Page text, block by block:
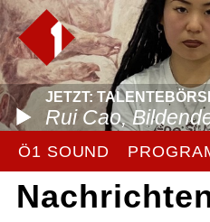
JETZT:
Rui Cao,
Ö1 SOUND